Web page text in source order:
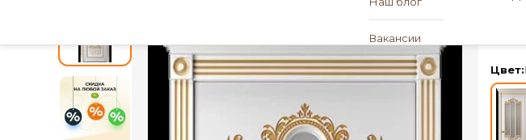
Вакансии
Цвет: